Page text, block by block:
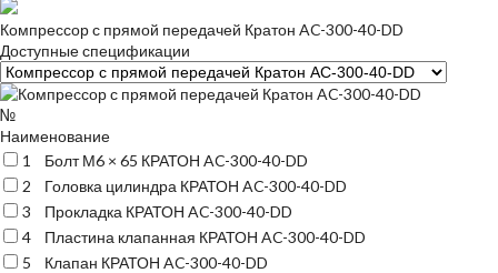
Компрессор с прямой передачей Кратон AC-300-40-DD
Доступные спецификации
№
Наименование
1
Болт М6 × 65 КРАТОН AC-300-40-DD
2
Головка цилиндра КРАТОН AC-300-40-DD
3
Прокладка КРАТОН AC-300-40-DD
4
Пластина клапанная КРАТОН AC-300-40-DD
5
Клапан КРАТОН AC-300-40-DD